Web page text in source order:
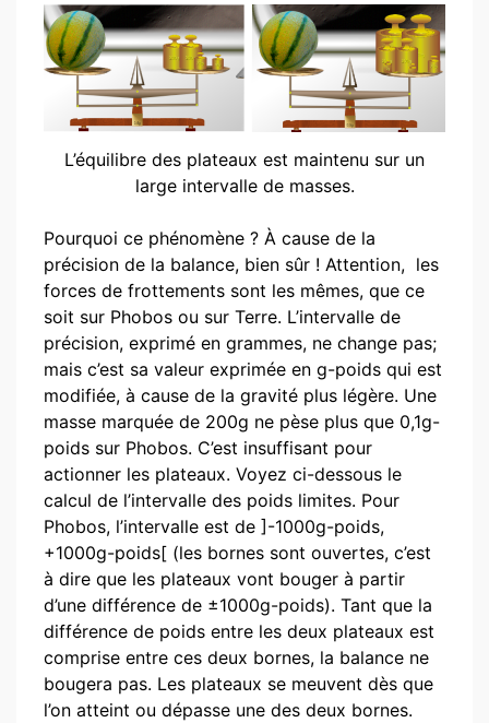
L’équilibre des plateaux est maintenu sur un
large intervalle de masses.
Pourquoi ce phénomène ? À cause de la
précision de la balance, bien sûr ! Attention, les
forces de frottements sont les mêmes, que ce
soit sur Phobos ou sur Terre. L’intervalle de
précision, exprimé en grammes, ne change pas;
mais c’est sa valeur exprimée en g-poids qui est
modifiée, à cause de la gravité plus légère. Une
masse marquée de 200g ne pèse plus que 0,1g-
poids sur Phobos. C’est insuffisant pour
actionner les plateaux. Voyez ci-dessous le
calcul de l’intervalle des poids limites. Pour
Phobos, l’intervalle est de ]-1000g-poids,
+1000g-poids[ (les bornes sont ouvertes, c’est
à dire que les plateaux vont bouger à partir
d’une différence de ±1000g-poids). Tant que la
différence de poids entre les deux plateaux est
comprise entre ces deux bornes, la balance ne
bougera pas. Les plateaux se meuvent dès que
l’on atteint ou dépasse une des deux bornes.